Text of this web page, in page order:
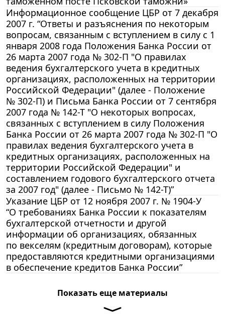
Информационное сообщение ЦБР от 7 декабря
2007 г. “Ответы и разъяснения по некоторым
вопросам, связанным с вступлением в силу с 1
января 2008 года Положения Банка России от
26 марта 2007 года № 302-П "О правилах
ведения бухгалтерского учета в кредитных
организациях, расположенных на территории
Российской Федерации" (далее - Положение
№ 302-П) и Письма Банка России от 7 сентября
2007 года № 142-Т "О некоторых вопросах,
связанных с вступлением в силу Положения
Банка России от 26 марта 2007 года № 302-П "О
правилах ведения бухгалтерского учета в
кредитных организациях, расположенных на
территории Российской Федерации" и
составлением годового бухгалтерского отчета
за 2007 год" (далее - Письмо № 142-Т)”
Указание ЦБР от 12 ноября 2007 г. № 1904-У
“О требованиях Банка России к показателям
бухгалтерской отчетности и другой
информации об организациях, обязанных
по векселям (кредитным договорам), которые
предоставляются кредитными организациями
в обеспечение кредитов Банка России”
Показать еще материалы